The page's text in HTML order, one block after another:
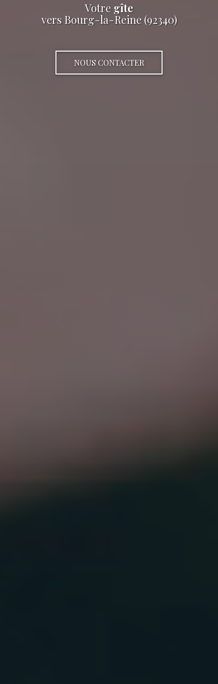
Votre gîte
vers Bourg-la-Reine (92340)
NOUS CONTACTER